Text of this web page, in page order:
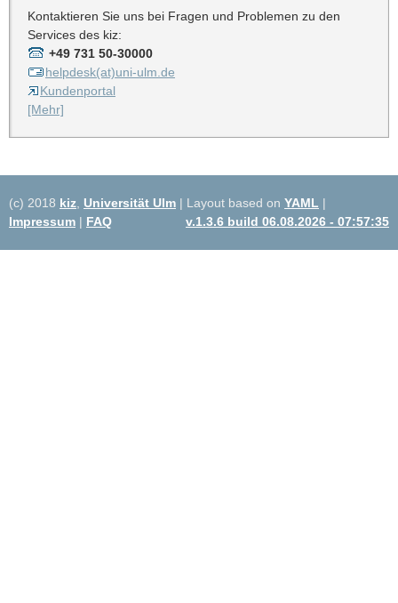
Kontaktieren Sie uns bei Fragen und Problemen zu den
Services des kiz:
+49 731 50-30000
helpdesk(at)uni-ulm.de
Kundenportal
[Mehr]
(c) 2018 kiz Universität Ulm | Layout based on YAML |
Impressum | FAQ v.1.3.6 build 06.08.2026 - 07:57:35